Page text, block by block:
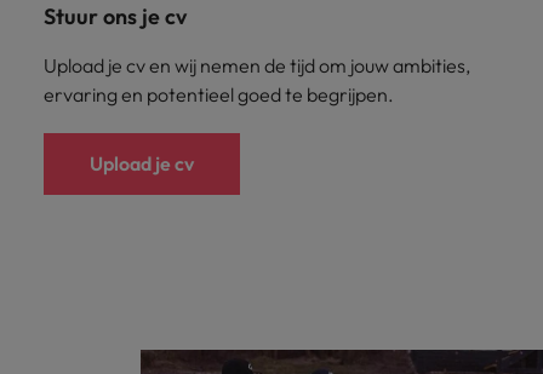
Stuur ons je cv
Upload je cv en wij nemen de tijd om jouw ambities,
ervaring en potentieel goed te begrijpen.
Upload je cv